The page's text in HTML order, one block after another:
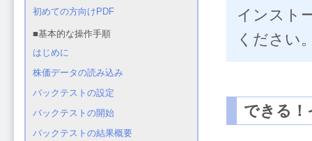
インスト
ください
できる